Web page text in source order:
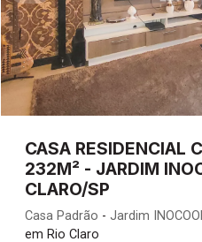
CASA RESIDENCIAL
232M² - JARDIM
CLARO/SP
Casa Padrão - Jardim
em Rio Claro